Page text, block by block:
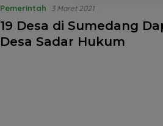
Pemerintah 3 Maret 2021
19 Desa di Sumedang
Desa Sadar Hukum